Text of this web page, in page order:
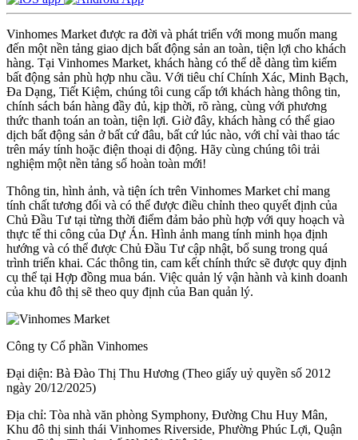
Vinhomes Market được ra đời và phát triển với mong muốn mang
đến một nền tảng giao dịch bất động sản an toàn, tiện lợi cho khách
hàng. Tại Vinhomes Market, khách hàng có thể dễ dàng tìm kiếm
bất động sản phù hợp nhu cầu. Với tiêu chí Chính Xác, Minh Bạch,
Đa Dạng, Tiết Kiệm, chúng tôi cung cấp tới khách hàng thông tin,
chính sách bán hàng đầy đủ, kịp thời, rõ ràng, cùng với phương
thức thanh toán an toàn, tiện lợi. Giờ đây, khách hàng có thể giao
dịch bất động sản ở bất cứ đâu, bất cứ lúc nào, với chỉ vài thao tác
trên máy tính hoặc điện thoại di động. Hãy cùng chúng tôi trải
nghiệm một nền tảng số hoàn toàn mới!
Thông tin, hình ảnh, và tiện ích trên Vinhomes Market chỉ mang
tính chất tương đối và có thể được điều chỉnh theo quyết định của
Chủ Đầu Tư tại từng thời điểm đảm bảo phù hợp với quy hoạch và
thực tế thi công của Dự Án. Hình ảnh mang tính minh họa định
hướng và có thể được Chủ Đầu Tư cập nhật, bổ sung trong quá
trình triển khai. Các thông tin, cam kết chính thức sẽ được quy định
cụ thể tại Hợp đồng mua bán. Việc quản lý vận hành và kinh doanh
của khu đô thị sẽ theo quy định của Ban quản lý.
Công ty Cổ phần Vinhomes
Đại diện: Bà Đào Thị Thu Hương (Theo giấy uỷ quyền số 2012
ngày 20/12/2025)
Địa chỉ: Tòa nhà văn phòng Symphony, Đường Chu Huy Mân,
Khu đô thị sinh thái Vinhomes Riverside, Phường Phúc Lợi, Quận